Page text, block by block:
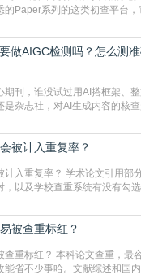
Paper系列的这类初查平台，
）是学校定稿检测的绝对主流
学长论文，硕博用VIP/TMLC，
做AIGC检测吗？怎么测
期刊，谁没试过用AI搭框架、
杂志社，对AI生成内容的核查
测，已经成了很多过来人交稿
稿前的必备项？可能还有不少
至于做AIG
被计入重复率？
部分会不会被算进重复率，
，以及学校查重系统有没有勾
方括号编号、与正文一一对
、年、卷期、页码齐全，标点
，
被查重标红？
容易“中招“标红的地方帮
省不少事哈。文献综述和国内